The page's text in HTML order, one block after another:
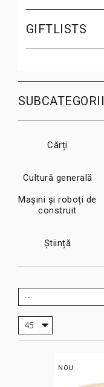
GIFTLISTS
SUBCATEGORII
Cărți
Cultură generală
Mașini și roboți de
construit
Știință
--
45
NOU